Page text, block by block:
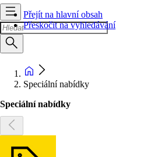
Přejít na hlavní obsah
Přeskočit na vyhledávání
Speciální nabídky
Speciální nabídky